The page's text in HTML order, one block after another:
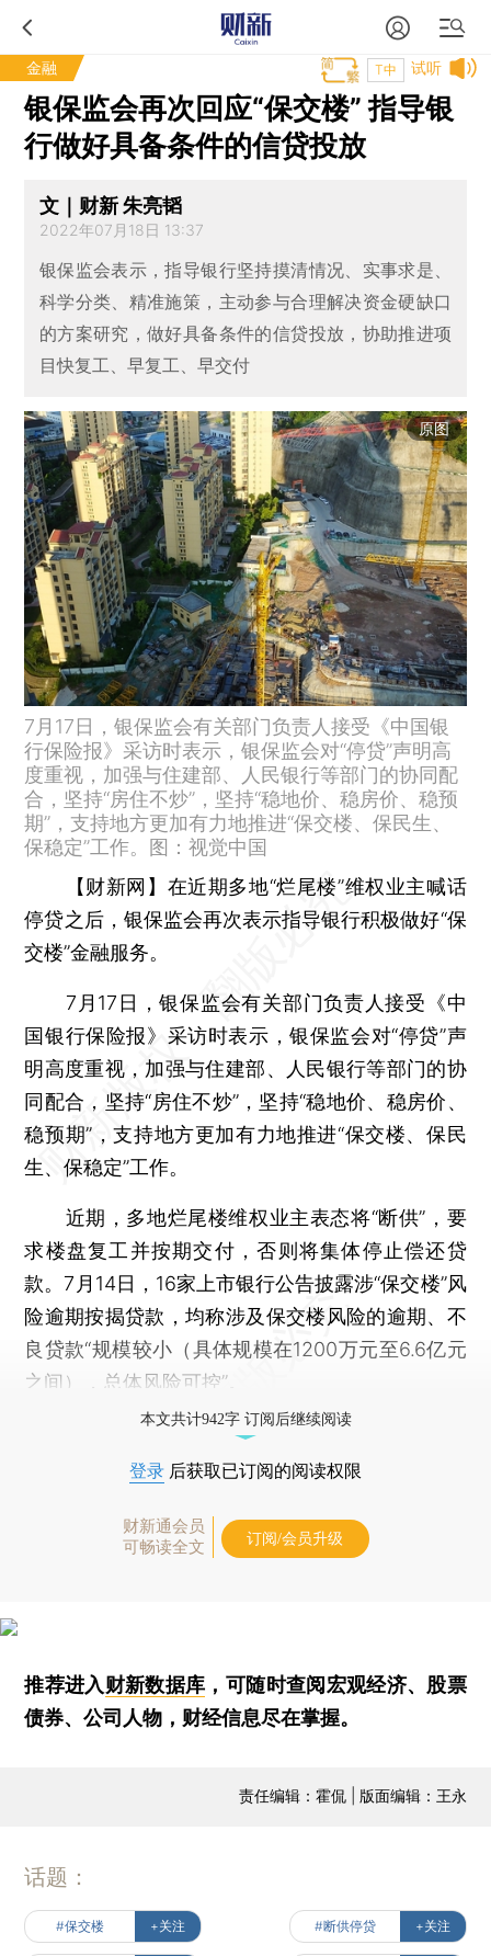
金融 试听
T中
银保监会再次回应“保交楼” 指导银
行做好具备条件的信贷投放
文｜财新 朱亮韬
2022年07月18日 13:37
银保监会表示，指导银行坚持摸清情况、实事求是、
科学分类、精准施策，主动参与合理解决资金硬缺口
的方案研究，做好具备条件的信贷投放，协助推进项
目快复工、早复工、早交付
原图
7月17日，银保监会有关部门负责人接受《中国银
行保险报》采访时表示，银保监会对“停贷”声明高
度重视，加强与住建部、人民银行等部门的协同配
合，坚持“房住不炒”，坚持“稳地价、稳房价、稳预
期”，支持地方更加有力地推进“保交楼、保民生、
保稳定”工作。图：视觉中国
【财新网】 在近期多地“烂尾楼”维权业主喊话
停贷之后，银保监会再次表示指导银行积极做好“保
交楼”金融服务。
7月17日，银保监会有关部门负责人接受《中
国银行保险报》采访时表示，银保监会对“停贷”声
明高度重视，加强与住建部、人民银行等部门的协
同配合，坚持“房住不炒”，坚持“稳地价、稳房价、
稳预期”，支持地方更加有力地推进“保交楼、保民
生、保稳定”工作。
近期，多地烂尾楼维权业主表态将“断供”，要
求楼盘复工并按期交付，否则将集体停止偿还贷
款。7月14日，16家上市银行公告披露涉“保交楼”风
险逾期按揭贷款，均称涉及保交楼风险的逾期、不
良贷款“规模较小（具体规模在1200万元至6.6亿元
之间），总体风险可控”。
本文共计942字 订阅后继续阅读
登录 后获取已订阅的阅读权限
财新通会员
可畅读全文
订阅/会员升级
推荐进入财新数据库 ，可随时查阅宏观经济、股票
债券、公司人物，财经信息尽在掌握。
责任编辑：霍侃 | 版面编辑：王永
话题：
#保交楼 +关注 #断供停贷 +关注